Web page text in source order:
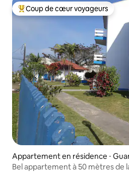
Coups de cœur voyageurs les
Coup de cœur voyageurs
Appartement en résidence ⋅
Bel appartement à 50 mètres de